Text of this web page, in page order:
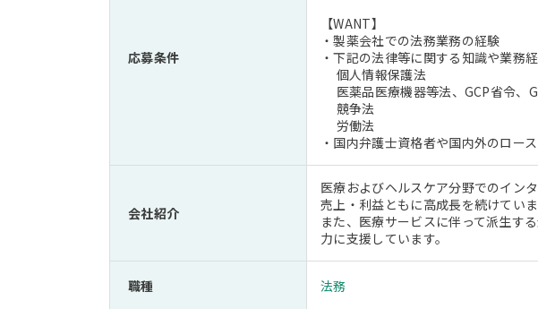
応募条件
【WANT】
・製薬会社での法務業務の経験
・下記の法律等に関する知識や業務
個人情報保護法
医薬品医療機器等法、GCP省令、
競争法
労働法
・国内弁護士資格者や国内外のロー
会社紹介
医療およびヘルスケア分野でのイン
売上・利益ともに高成長を続けていま
また、医療サービスに伴って派生す
力に支援しています。
職種 法務